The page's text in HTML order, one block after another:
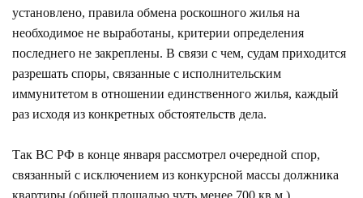
установлено, правила обмена роскошного жилья на
необходимое не выработаны, критерии определения
последнего не закреплены. В связи с чем, судам приходится
разрешать споры, связанные с исполнительским
иммунитетом в отношении единственного жилья, каждый
раз исходя из конкретных обстоятельств дела.
Так ВС РФ в конце января рассмотрел очередной спор,
связанный с исключением из конкурсной массы должника
квартиры (общей площадью чуть менее 700 кв.м.)